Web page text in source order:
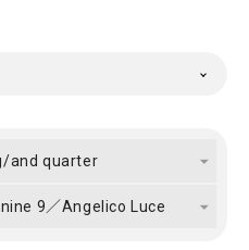
and quarter
9／Angelico Luce